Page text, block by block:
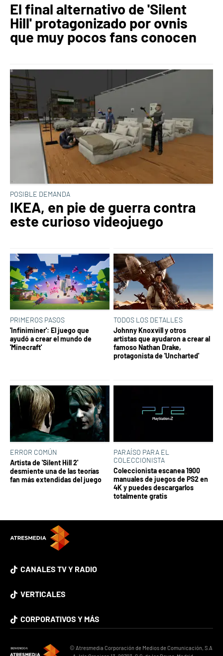
El final alternativo de 'Silent
Hill' protagonizado por ovnis
que muy pocos fans conocen
POSIBLE DEMANDA
IKEA, en pie de guerra contra
este curioso videojuego
PRIMEROS PASOS
'Infiniminer': El juego que
ayudó a crear el mundo de
'Minecraft'
TODOS LOS DETALLES
Johnny Knoxvill y otros
artistas que ayudaron a crear al
famoso Nathan Drake,
protagonista de 'Uncharted'
ERROR COMÚN
Artista de 'Silent Hill 2'
desmiente una de las teorías
fan más extendidas del juego
PARAÍSO PARA EL
COLECCIONISTA
Coleccionista escanea 1900
manuales de juegos de PS2 en
4K y puedes descargarlos
totalmente gratis
CANALES TV Y RADIO
VERTICALES
CORPORATIVOS Y MÁS
© Atresmedia Corporación de Medios de Comunicación, S.A